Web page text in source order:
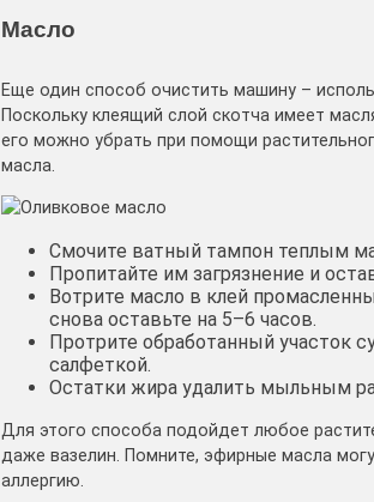
Масло
Еще один способ очистить машину –
Поскольку клеящий слой скотча имеет
его можно убрать при помощи
масла.
Смочите ватный тампон теплым
Пропитайте им загрязнение и
Вотрите масло в клей
снова оставьте на 5–6 часов.
Протрите обработанный участок
салфеткой.
Остатки жира удалить мыльным
Для этого способа подойдет любое
даже вазелин. Помните, эфирные масла
аллергию.